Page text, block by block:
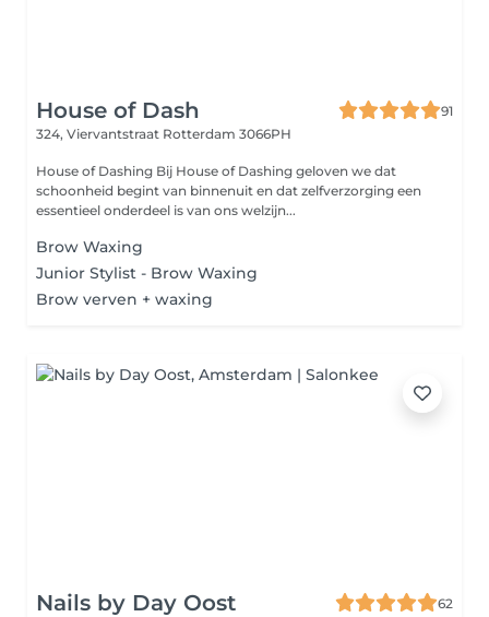
House of Dash
91
324, Viervantstraat Rotterdam 3066PH
House of Dashing Bij House of Dashing geloven we dat
schoonheid begint van binnenuit en dat zelfverzorging een
essentieel onderdeel is van ons welzijn...
Brow Waxing
Junior Stylist - Brow Waxing
Brow verven + waxing
Nails by Day Oost
62